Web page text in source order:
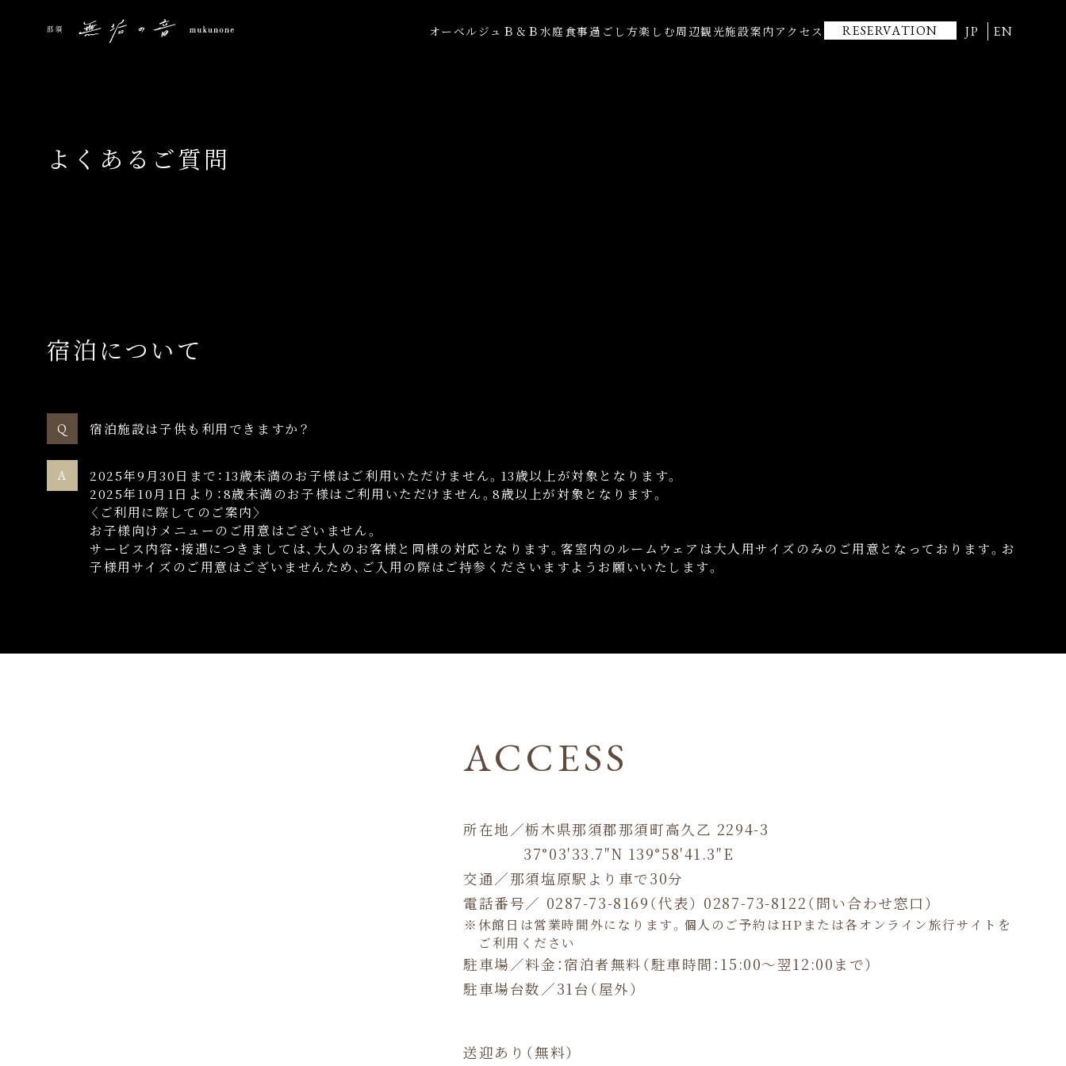
オーベルジュ Ｂ＆Ｂ 水庭 食事過ごし方楽しむ周辺観光施設案内 アクセス RESERVATION JP EN
よくあるご質問
宿泊について
宿泊施設は子供も利用できますか？
2025年9月30日まで： 13歳未満のお子様はご利用いただけません。 13歳以上が対象となります。
2025年10月1日より：8歳未満のお子様はご利用いただけません。8歳以上が対象となります。
〈ご利用に際してのご案内〉
お子様向けメニューのご用意はございません。
サービス内容・接遇につきましては、 大人のお客様と同様の対応となります。客室内のルームウェアは大人用サイズのみのご用意となっておりま す。お
子様用サイズのご用意はございませんため、 ご入用の際はご持参くださいますようお願いいたします。
ACCESS
所在地／栃木県那須郡那須町高久乙 2294-3
37°03′33.7″N 139°58′41.3″E
交通／那須塩原駅より車で30分
電話番号／ 0287-73-8169（代表） 0287-73-8122（問い合わせ窓口）
休館日は営業時間外になります。個人のご予約はHPまたは各オンライン旅行サイトを
ご利用ください
駐車場／料金：宿泊者無料 （駐車時間：15:00～翌12:00まで）
駐車場台数／31台（屋外）
送迎あり（無料）